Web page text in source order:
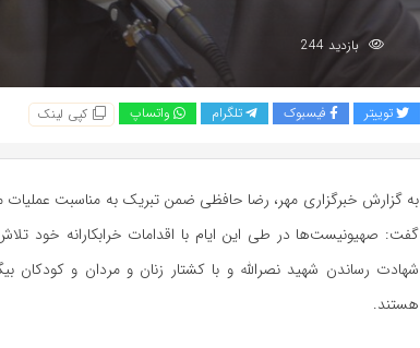
بازدید 244
توییتر فیسبوک تلگرام واتساپ کپی لینک
به گزارش خبرگزاری مهر، رضا حافظی ضمن تبریک به مناسبت عملیات
گفت: صهیونیست‌ها در طی این ایام با اقدامات خرابکارانه خود
شهادت رساندن شهید نصرالله و با کشتار زنان و مردان و کودکان
هستند.